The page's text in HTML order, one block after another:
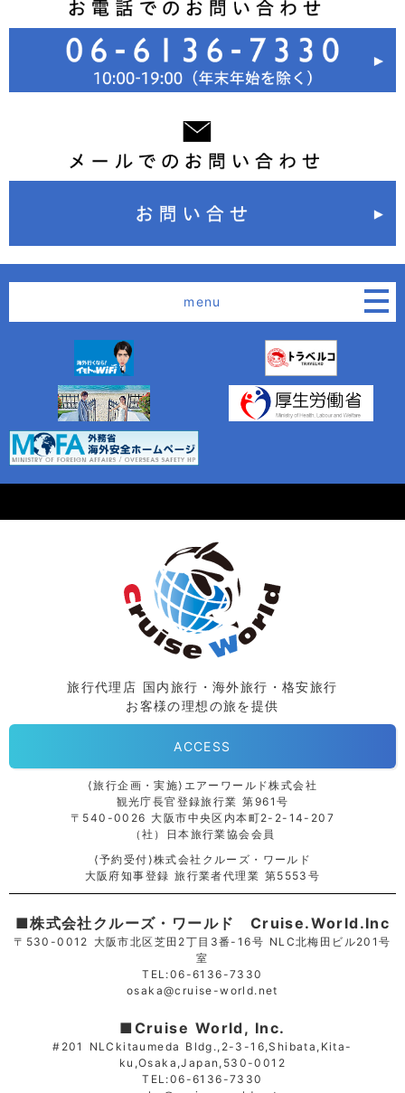
menu
旅行代理店 国内旅行・海外旅行・格安旅行
お客様の理想の旅を提供
ACCESS
⟨旅行企画・実施⟩エアーワールド株式会社
観光庁長官登録旅行業 第961号
〒540-0026 大阪市中央区内本町2-2-14-207
（社）日本旅行業協会会員
⟨予約受付⟩株式会社クルーズ・ワールド
大阪府知事登録 旅行業者代理業 第5553号
■株式会社クルーズ・ワールド Cruise.World.Inc
〒530-0012 大阪市北区芝田2丁目3番-16号 NLC北梅田ビル201号
室
TEL:06-6136-7330
osaka@cruise-world.net
■Cruise World, Inc.
#201 NLCkitaumeda Bldg.,2-3-16,Shibata,Kita-
ku,Osaka,Japan,530-0012
TEL:06-6136-7330